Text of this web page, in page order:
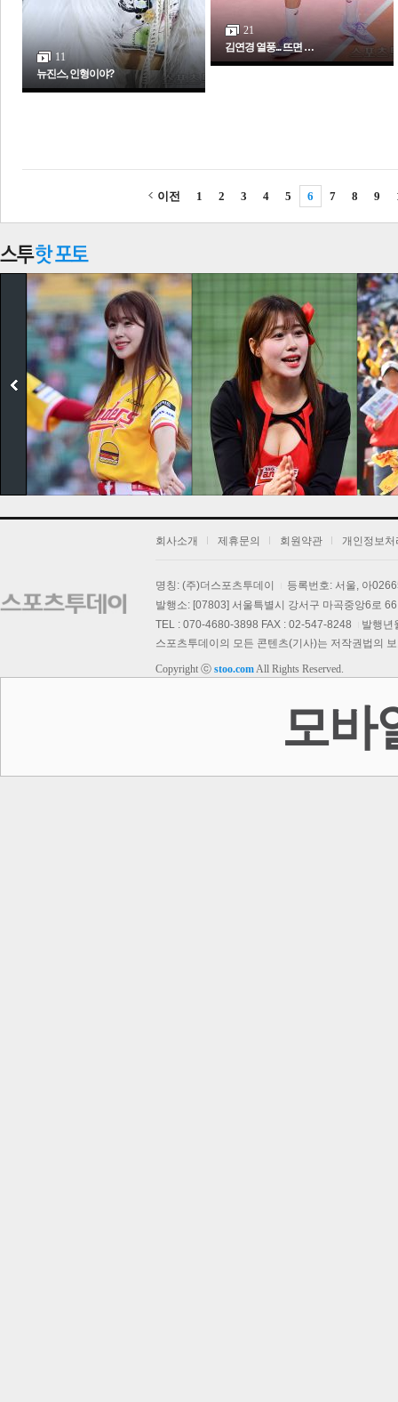
11
뉴진스, 인형이야?
21
김연경 열풍... 뜨면 …
이전 1 2 3 4 5 6 7 8 9
회사소개 제휴문의 회원약관 개인정보처
명칭: (주)더스포츠투데이
등록번호: 서울, 아
발행소: [07803] 서울특별시 강서구 마곡중앙6로
TEL : 070-4680-3898 FAX : 02-547-8248
발행년
스포츠투데이의 모든 콘텐츠(기사)는 저작권법의
Copyright ⓒ stoo.comAll Rights Reserved.
모바